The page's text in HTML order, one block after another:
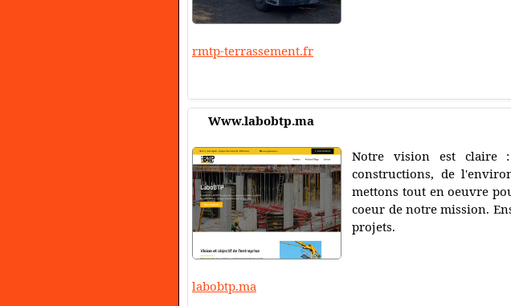
rmtp-terrassement.fr
Www.labobtp.ma
Notre vision est claire
constructions, de
mettons tout en oeuvre
coeur de notre mission.
projets.
labobtp.ma